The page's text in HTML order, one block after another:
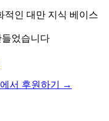
적인 대만 지식 베이스
었습니다
에서 후원하기 →